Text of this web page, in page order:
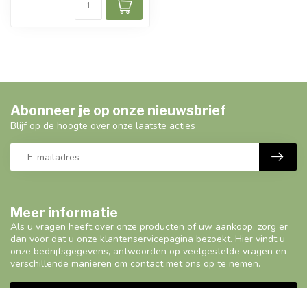
Meer informatie
Als u vragen heeft over onze producten of uw aankoop, zorg er
dan voor dat u onze klantenservicepagina bezoekt. Hier vindt u
onze bedrijfsgegevens, antwoorden op veelgestelde vragen en
verschillende manieren om contact met ons op te nemen.
Abonneer je op onze nieuwsbrief
Blijf op de hoogte over onze laatste acties